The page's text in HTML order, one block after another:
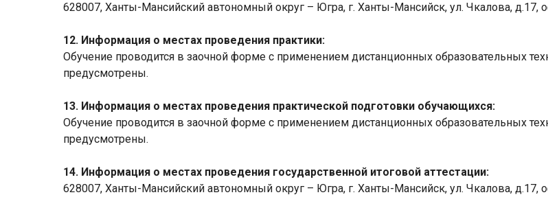
628007, Ханты-Мансийский автономный округ – Югра, г. Ханты-Мансийск, ул. Чкалова, д.17,
12. Информация о местах проведения практики:
Обучение проводится в заочной форме с применением дистанционных образовательных
предусмотрены.
13. Информация о местах проведения практической подготовки обучающихся:
Обучение проводится в заочной форме с применением дистанционных образовательных
предусмотрены.
14. Информация о местах проведения государственной итоговой аттестации:
628007, Ханты-Мансийский автономный округ – Югра, г. Ханты-Мансийск, ул. Чкалова, д.17,